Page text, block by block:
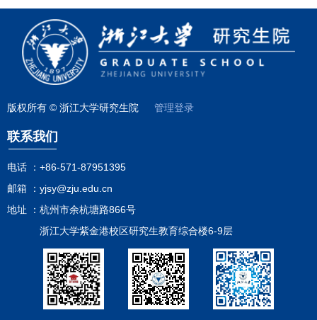
部研究生课程（包括外国语考试），才能申请参加同等学力人员
申请硕士学位外国语水平和学科综合水平全国统一考试。 为了
不影响学员申请参加外国语水平和学科综合水平全国统一考试报
名资格，研究生院决定:①2008年1月1日后开设的各研究生课程
进修班须增设英语学位课程，学员随班参加研究生课程学习及考
试。②对于2008年1月1日前开设的各研究生课程进修班学习的
试，成绩合格者方可参加全国考试。成绩不合格者可跟随新开研
究生课程进修班的英语学位课程学习及考试。学习日语、俄语、
法语、德语的考生可申请参加我校全日制研究生的外语课程通过
考试。 浙江大学研究生
日
版权所有 © 浙江大学研究生院 管理登录
联系我们
电话 ： +86-571-87951395
邮箱 ： yjsy@zju.edu.cn
地址 ： 杭州市余杭塘路866号
浙江大学紫金港校区研究生教育综合楼6-9层